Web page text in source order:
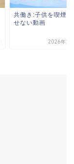
共働き:子供を喫煙家
せない動画
2026年2